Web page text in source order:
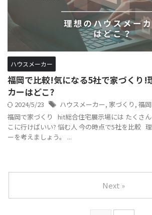
ハウスメーカー
福岡で比較!気になる5社で家づくり!
カーはどこ?
2024/5/23 ハウスメーカー, 家づくり , 福岡
福岡で家づくり hit総合住宅展示場には たくさ
こに行けばいい? 悩む人 今の時点で5社を比較
ーを考えましょう。 ...
Next »